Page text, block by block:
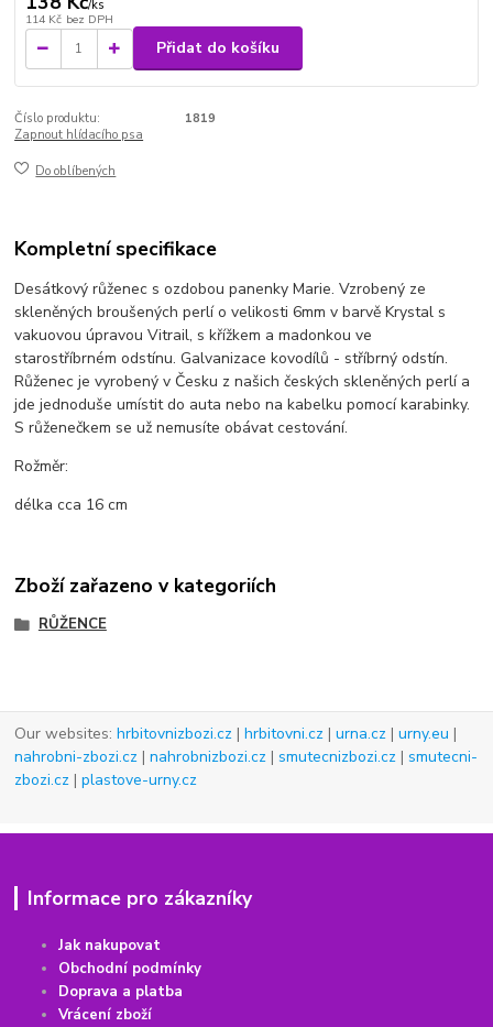
/ks
114 Kč bez DPH
Přidat do košíku
Číslo produktu:
1819
Zapnout hlídacího psa
Do oblíbených
Kompletní specifikace
Desátkový růženec s ozdobou panenky Marie. Vzrobený ze
skleněných broušených perlí o velikosti 6mm v barvě Krystal s
vakuovou úpravou Vitrail, s křížkem a madonkou ve
starostříbrném odstínu. Galvanizace kovodílů - stříbrný odstín.
Růženec je vyrobený v Česku z našich českých skleněných perlí a
jde jednoduše umístit do auta nebo na kabelku pomocí karabinky.
S růženečkem se už nemusíte obávat cestování.
Rožměr:
délka cca 16 cm
Zboží zařazeno v kategoriích
RŮŽENCE
Our websites:hrbitovnizbozi.cz |hrbitovni.cz |urna.cz |urny.eu |
nahrobni-zbozi.cz |nahrobnizbozi.cz |smutecnizbozi.cz |smutecni-
zbozi.cz |plastove-urny.cz
Informace pro zákazníky
Jak nakupovat
Obchodní podmínky
Doprava a platba
Vrácení zboží